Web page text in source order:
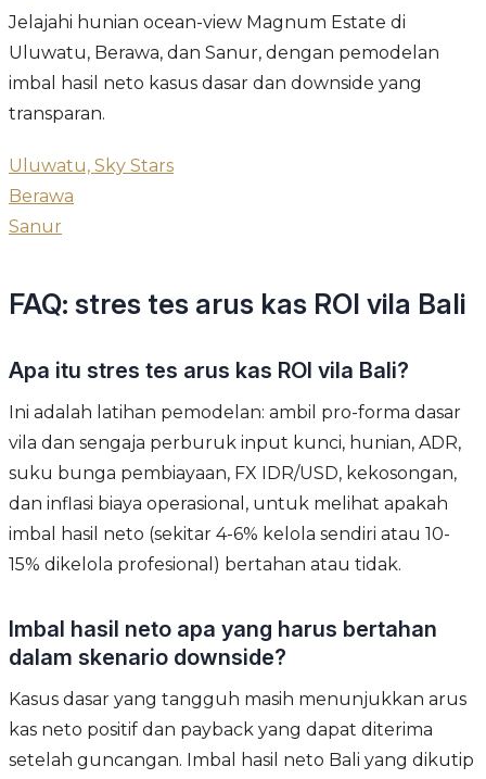
Jelajahi hunian ocean-view Magnum Estate di
Uluwatu, Berawa, dan Sanur, dengan pemodelan
imbal hasil neto kasus dasar dan downside yang
transparan.
Uluwatu, Sky Stars
Berawa
Sanur
FAQ: stres tes arus kas ROI vila Bali
Apa itu stres tes arus kas ROI vila Bali?
Ini adalah latihan pemodelan: ambil pro-forma dasar
vila dan sengaja perburuk input kunci, hunian, ADR,
suku bunga pembiayaan, FX IDR/USD, kekosongan,
dan inflasi biaya operasional, untuk melihat apakah
imbal hasil neto (sekitar 4-6% kelola sendiri atau 10-
15% dikelola profesional) bertahan atau tidak.
Imbal hasil neto apa yang harus bertahan
dalam skenario downside?
Kasus dasar yang tangguh masih menunjukkan arus
kas neto positif dan payback yang dapat diterima
setelah guncangan. Imbal hasil neto Bali yang dikutip